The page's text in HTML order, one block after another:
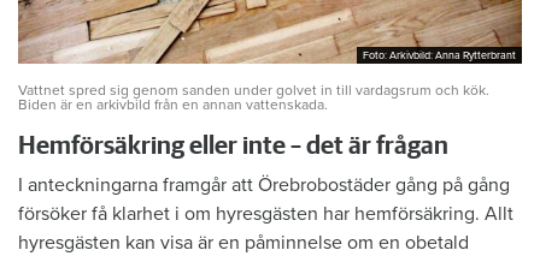
Foto: Arkivbild: Anna Rytterbrant
Foto: Arkivbild: Anna Rytterbrant
Vattnet spred sig genom sanden under golvet in till vardagsrum och kök.
Biden är en arkivbild från en annan vattenskada.
Hemförsäkring eller inte – det är frågan
I anteckningarna framgår att Örebrobostäder gång på gång
försöker få klarhet i om hyresgästen har hemförsäkring. Allt
hyresgästen kan visa är en påminnelse om en obetald